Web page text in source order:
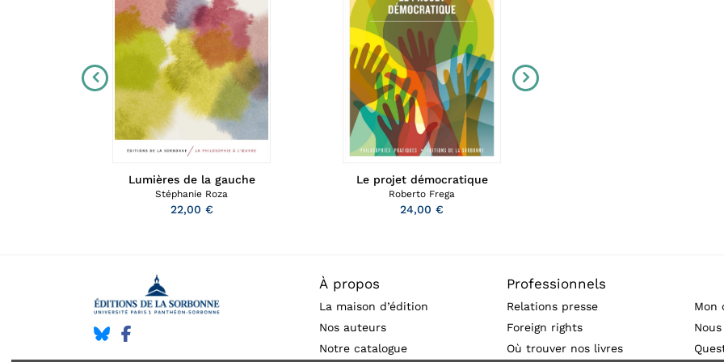
Lumières de la gauche
Stéphanie Roza
22,00 €
Le projet démocratique
Roberto Frega
24,00 €
À propos
La maison d’édition
Nos auteurs
Notre catalogue
Professionnels
Relations presse
Foreign rights
Où trouver nos livres
Mon